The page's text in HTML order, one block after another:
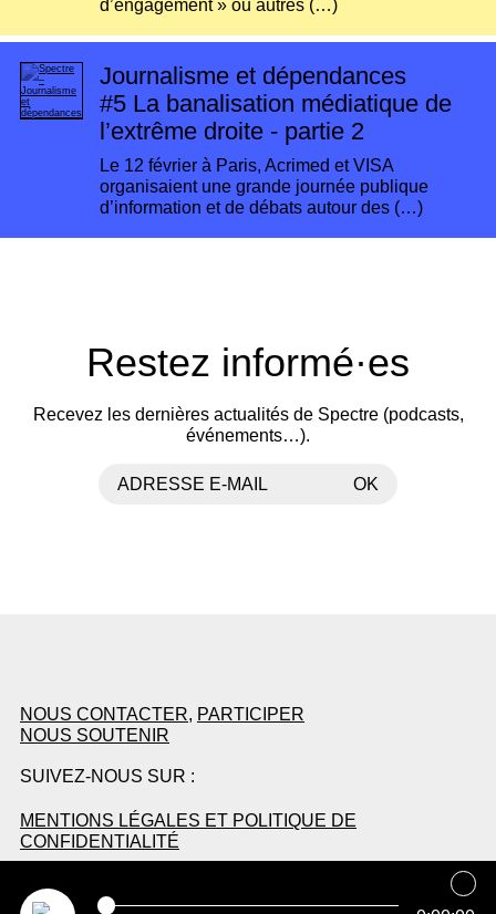
d’engagement » ou autres (…)
Journalisme et dépendances
#5 La banalisation médiatique de
l’extrême droite - partie 2
Le 12 février à Paris, Acrimed et VISA
organisaient une grande journée publique
d’information et de débats autour des (…)
Restez informé·es
Recevez les dernières actualités de Spectre (podcasts,
événements…).
ADRESSE E-MAIL OK
NOUS CONTACTER, PARTICIPER
NOUS SOUTENIR
SUIVEZ-NOUS SUR :
MENTIONS LÉGALES ET POLITIQUE DE
CONFIDENTIALITÉ